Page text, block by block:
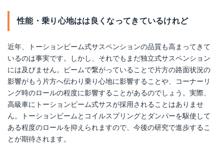
性能・乗り心地はは良くなってきているけれど
近年、トーションビーム式サスペンションの品質も高まってきて
いるのは事実です。しかし、それでもまだ独立式サスペンション
には及びません。ビームで繋がっていることで片方の路面状況の
影響がもう片方へ伝わり乗り心地に影響することや、コーナーリ
ング時のロールの程度に影響することがあるのでしょう。実際、
高級車にトーションビーム式サスが採用されることはありませ
ん。トーションビームとコイルスプリングとダンパーを駆使して
ある程度のロールを抑えられますので、今後の研究で進歩するこ
とが期待されます。